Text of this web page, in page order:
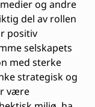
og andre
del av rollen
positiv
selskapets
med sterke
strategisk og
være